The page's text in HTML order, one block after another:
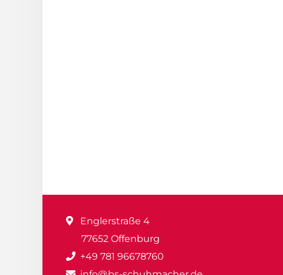
Englerstraße 4
77652 Offenburg
+49 781 96678760